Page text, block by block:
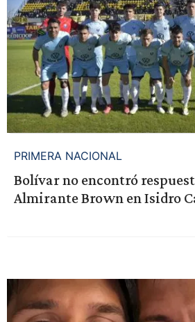
PRIMERA NACIONAL
Bolívar no encontró
Almirante Brown en Isidro